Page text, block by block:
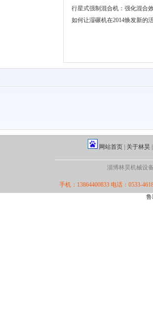
行星式强制混合机：强化混合
如何让湿碾机在2014焕发新的
网站首页| 关于林昊
淄博林昊机械设
手机：13864400833 电话：0533-
鲁